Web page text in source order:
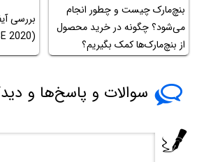
بنچ‌مارک چیست و چطور انجام
می‌شود؟ چگونه در خرید محصول
از بنچ‌مارک‌ها کمک بگیریم؟
بررسی
(iPhone SE 2020)
سوالات و پاسخ‌ها و